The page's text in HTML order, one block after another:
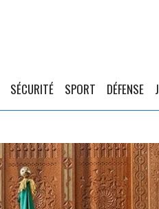
SÉCURITÉ SPORT DÉFENSE